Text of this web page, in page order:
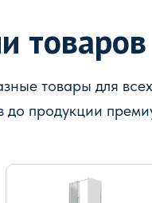
товаров
товары для
до продукции